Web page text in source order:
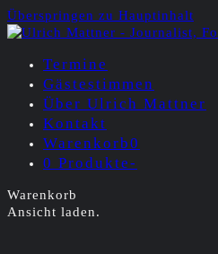
Überspringen zu Hauptinhalt
Termine
Gästestimmen
Über Ulrich Mattner
Kontakt
Warenkorb0
0 Produkte-
Warenkorb
Ansicht laden.